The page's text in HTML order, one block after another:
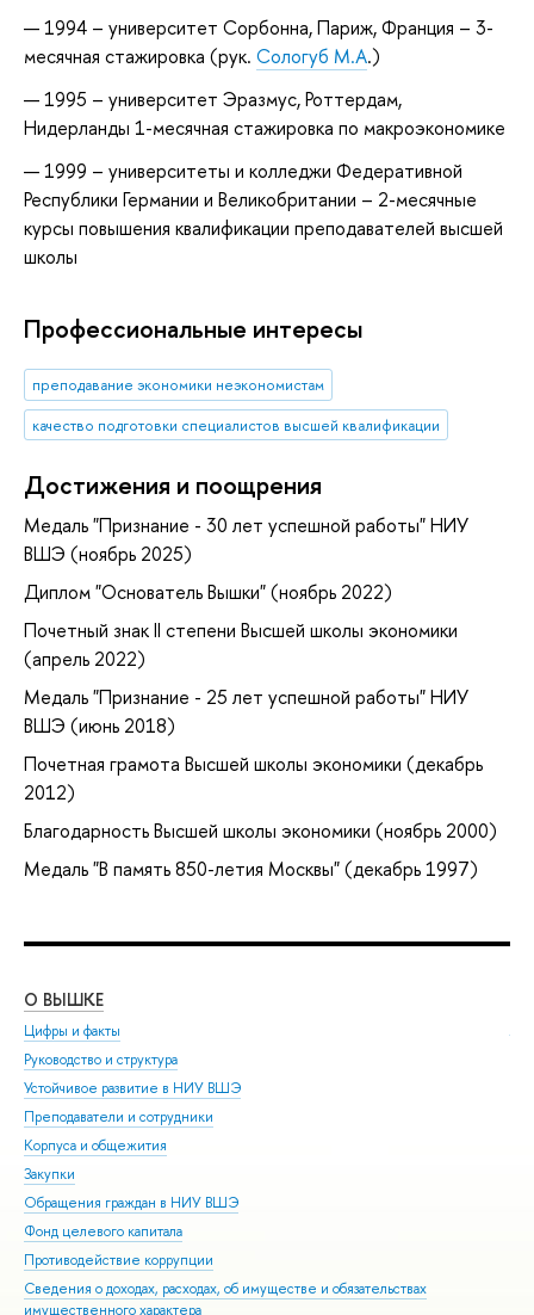
1994 – университет Сорбонна, Париж, Франция – 3-
месячная стажировка (рук. Сологуб М.А.)
1995 – университет Эразмус, Роттердам,
Нидерланды 1-месячная стажировка по макроэкономике
1999 – университеты и колледжи Федеративной
Республики Германии и Великобритании – 2-месячные
курсы повышения квалификации преподавателей высшей
школы
Профессиональные интересы
преподавание экономики неэкономистам
качество подготовки специалистов высшей квалификации
Достижения и поощрения
Медаль "Признание - 30 лет успешной работы" НИУ
ВШЭ (ноябрь 2025)
Диплом "Основатель Вышки" (ноябрь 2022)
Почетный знак II степени Высшей школы экономики
(апрель 2022)
Медаль "Признание - 25 лет успешной работы" НИУ
ВШЭ (июнь 2018)
Почетная грамота Высшей школы экономики (декабрь
2012)
Благодарность Высшей школы экономики (ноябрь 2000)
Медаль "В память 850-летия Москвы" (декабрь 1997)
О ВЫШКЕ
Цифры и факты
Руководство и структура
Устойчивое развитие в НИУ ВШЭ
Преподаватели и сотрудники
Корпуса и общежития
Закупки
Обращения граждан в НИУ ВШЭ
Фонд целевого капитала
Противодействие коррупции
Сведения о доходах, расходах, об имуществе и обязательствах
имущественного характера